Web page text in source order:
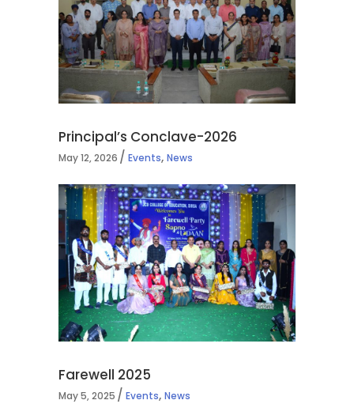
Principal’s Conclave-2026
May 12, 2026 Events, News
Farewell 2025
May 5, 2025 Events, News